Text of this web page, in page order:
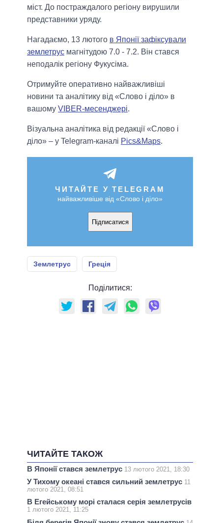
міст. До постраждалого регіону вирушили
представники уряду.
Нагадаємо, 13 лютого в Японії зафіксували
землетрус магнітудою 7.0 - 7.2. Він стався
неподалік регіону Фукусіма.
Отримуйте оперативно найважливіші
новини та аналітику від «Слово і діло» в
вашому VIBER-месенджері.
Візуальна аналітика від редакції «Слово і
діло» – у Telegram-каналі Pics&Maps.
ЧИТАЙТЕ У TELEGRAM
найважливіше від «Слово і діло»
Підписатися
Землетрус Греція
Поділитися:
ЧИТАЙТЕ ТАКОЖ
В Японії стався землетрус 13 лютого 2021, 18:30
У Тихому океані стався сильний землетрус 11
лютого 2021, 08:51
В Егейському морі сталася серія землетрусів
1 лютого 2021, 11:25